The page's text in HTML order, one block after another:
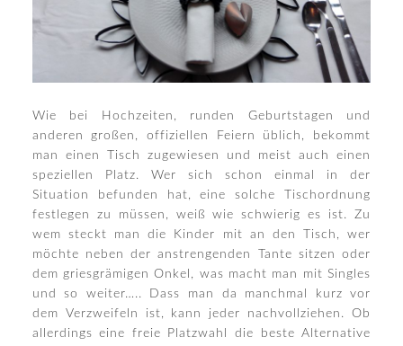
Wie bei Hochzeiten, runden Geburtstagen und
anderen großen, offiziellen Feiern üblich, bekommt
man einen Tisch zugewiesen und meist auch einen
speziellen Platz. Wer sich schon einmal in der
Situation befunden hat, eine solche Tischordnung
festlegen zu müssen, weiß wie schwierig es ist. Zu
wem steckt man die Kinder mit an den Tisch, wer
möchte neben der anstrengenden Tante sitzen oder
dem griesgrämigen Onkel, was macht man mit Singles
und so weiter….. Dass man da manchmal kurz vor
dem Verzweifeln ist, kann jeder nachvollziehen. Ob
allerdings eine freie Platzwahl die beste Alternative